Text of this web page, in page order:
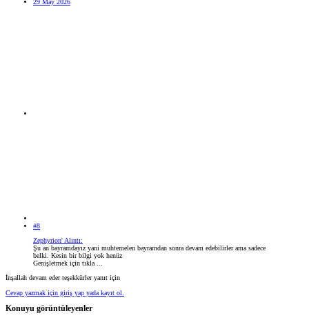
#8
Zephyrion' Alıntı:
Şu an bayramdayız yani muhtemelen bayramdan sonra devam edebilirler ama sadece
belki. Kesin bir bilgi yok henüz
Genişletmek için tıkla ...
İnşallah devam eder teşekkürler yanıt için
Cevap yazmak için giriş yap yada kayıt ol.
Konuyu görüntüleyenler